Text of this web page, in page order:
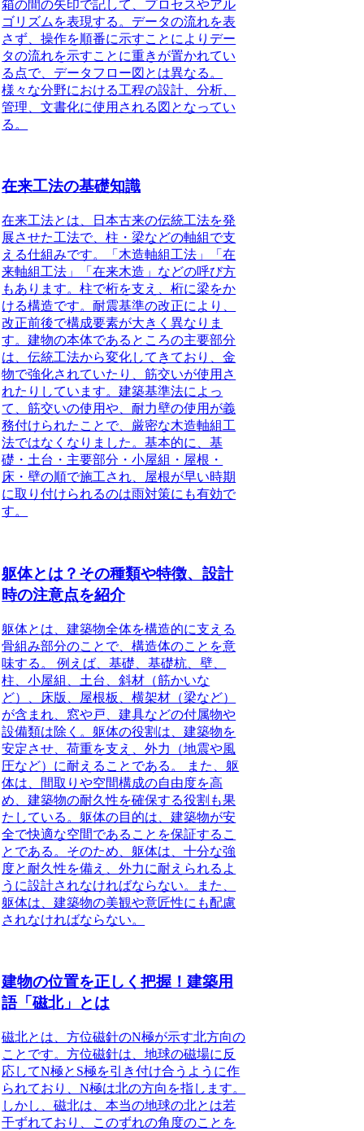
箱の間の矢印で記して、プロセスやアル
ゴリズムを表現する。データの流れを表
さず、操作を順番に示すことによりデー
タの流れを示すことに重きが置かれてい
る点で、データフロー図とは異なる。
様々な分野における工程の設計、分析、
管理、文書化に使用される図となってい
る。
在来工法の基礎知識
在来工法とは、日本古来の伝統工法を発
展させた工法で、柱・梁などの軸組で支
える仕組みです。「木造軸組工法」「在
来軸組工法」「在来木造」などの呼び方
もあります。柱で桁を支え、桁に梁をか
ける構造です。耐震基準の改正により、
改正前後で構成要素が大きく異なりま
す。建物の本体であるところの主要部分
は、伝統工法から変化してきており、金
物で強化されていたり、筋交いが使用さ
れたりしています。建築基準法によっ
て、筋交いの使用や、耐力壁の使用が義
務付けられたことで、厳密な木造軸組工
法ではなくなりました。基本的に、基
礎・土台・主要部分・小屋組・屋根・
床・壁の順で施工され、屋根が早い時期
に取り付けられるのは雨対策にも有効で
す。
躯体とは？その種類や特徴、設計
時の注意点を紹介
躯体とは、建築物全体を構造的に支える
骨組み部分のことで、構造体のことを意
味する。
例えば、基礎、基礎杭、壁、
柱、小屋組、土台、斜材（筋かいな
ど）、床版、屋根板、横架材（梁など）
が含まれ、窓や戸、建具などの付属物や
設備類は除く。躯体の役割は、建築物を
安定させ、荷重を支え、外力（地震や風
圧など）に耐えることである。
また、躯
体は、間取りや空間構成の自由度を高
め、建築物の耐久性を確保する役割も果
たしている。躯体の目的は、建築物が安
全で快適な空間であることを保証するこ
とである。 そのため、躯体は、十分な強
度と耐久性を備え、外力に耐えられるよ
うに設計されなければならない。また、
躯体は、建築物の美観や意匠性にも配慮
されなければならない。
建物の位置を正しく把握！建築用
語「磁北」とは
磁北とは、方位磁針のN極が示す北方向の
ことです。方位磁針は、地球の磁場に反
応してN極とS極を引き付け合うように作
られており、N極は北の方向を指します。
しかし、磁北は、本当の地球の北とは若
干ずれており、このずれの角度のことを